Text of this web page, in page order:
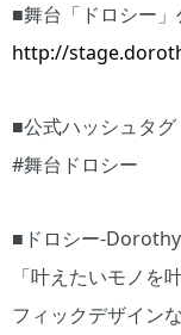
■舞台「ドロシー」
http://
■公式ハッシュタグ
#舞台ドロシー
■ドロシー-
「叶えたいモノを
フィックデザイン